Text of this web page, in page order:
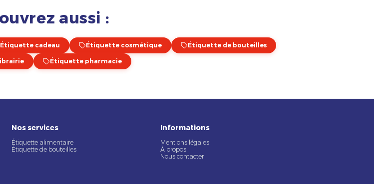
aussi :
Étiquette cadeau Étiquette cosmétique Étiquette de bouteilles
Étiquette pharmacie
Nos services
Étiquette alimentaire
Étiquette de bouteilles
Informations
Mentions légales
À propos
Nous contacter